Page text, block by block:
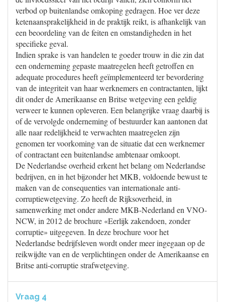
verbod op buitenlandse omkoping gedragen. Hoe ver deze
ketenaansprakelijkheid in de praktijk reikt, is afhankelijk van
een beoordeling van de feiten en omstandigheden in het
specifieke geval.
Indien sprake is van handelen te goeder trouw in die zin dat
een onderneming gepaste maatregelen heeft getroffen en
adequate procedures heeft geïmplementeerd ter bevordering
van de integriteit van haar werknemers en contractanten, lijkt
dit onder de Amerikaanse en Britse wetgeving een geldig
verweer te kunnen opleveren. Een belangrijke vraag daarbij is
of de vervolgde onderneming of bestuurder kan aantonen dat
alle naar redelijkheid te verwachten maatregelen zijn
genomen ter voorkoming van de situatie dat een werknemer
of contractant een buitenlandse ambtenaar omkoopt.
De Nederlandse overheid erkent het belang om Nederlandse
bedrijven, en in het bijzonder het MKB, voldoende bewust te
maken van de consequenties van internationale anti-
corruptiewetgeving. Zo heeft de Rijksoverheid, in
samenwerking met onder andere MKB-Nederland en VNO-
NCW, in 2012 de brochure «Eerlijk zakendoen, zonder
corruptie» uitgegeven. In deze brochure voor het
Nederlandse bedrijfsleven wordt onder meer ingegaan op de
reikwijdte van en de verplichtingen onder de Amerikaanse en
Britse anti-corruptie strafwetgeving.
Vraag 4